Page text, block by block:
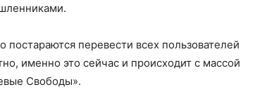
перевести всех пользователей
именно это сейчас и происходит с массой
Свободы».